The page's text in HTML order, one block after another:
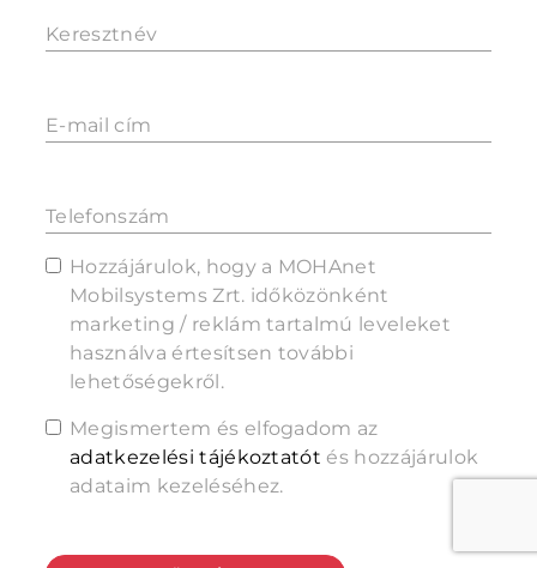
Keresztnév
E-mail cím
Telefonszám
Hozzájárulok, hogy a MOHAnet
Mobilsystems Zrt. időközönként
marketing / reklám tartalmú leveleket
használva értesítsen további
lehetőségekről.
Megismertem és elfogadom az
adatkezelési tájékoztatót és hozzájárulok
adataim kezeléséhez.